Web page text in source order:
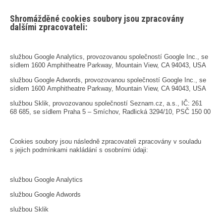
Shromážděné cookies soubory jsou zpracovány
dalšími zpracovateli:
službou Google Analytics, provozovanou společností Google Inc., se
sídlem 1600 Amphitheatre Parkway, Mountain View, CA 94043, USA
službou Google Adwords, provozovanou společností Google Inc., se
sídlem 1600 Amphitheatre Parkway, Mountain View, CA 94043, USA
službou Sklik, provozovanou společností Seznam.cz, a.s., IČ: 261
68 685, se sídlem Praha 5 – Smíchov, Radlická 3294/10, PSČ 150 00
Cookies soubory jsou následně zpracovateli zpracovány v souladu
s jejich podmínkami nakládání s osobními údaji:
službou Google Analytics
službou Google Adwords
službou Sklik